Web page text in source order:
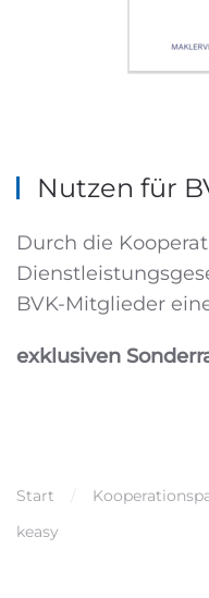
Nutzen für
Durch die
BVK-Mitglieder
exklusiven
Start
keasy